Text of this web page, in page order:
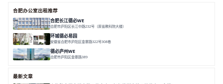
合肥办公室出租推荐
合肥长江德必WE
合肥市庐阳区长江中路232号（原省教科院大楼）
环城德必易园
安徽省合肥市庐阳区金寨路322号308巷
德必庐州WE
合肥市庐阳区金寨路389
最新文章